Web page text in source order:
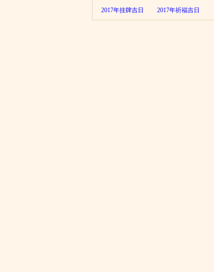
2017年挂牌吉日
2017年祈福吉日